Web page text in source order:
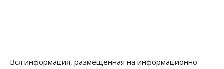
07 Августа 2026, 13:00
Вся информация, размещенная на информационно-